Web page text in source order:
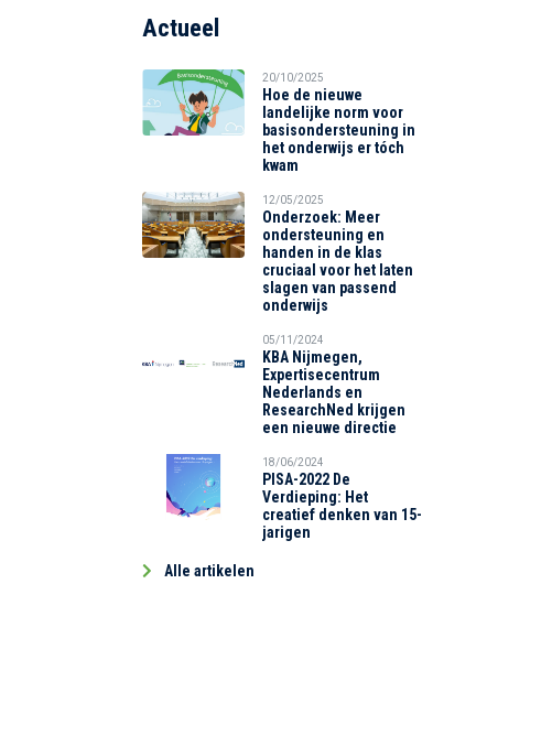
Actueel
20/10/2025
Hoe de nieuwe
landelijke norm voor
basisondersteuning in
het onderwijs er tóch
kwam
12/05/2025
Onderzoek: Meer
ondersteuning en
handen in de klas
cruciaal voor het laten
slagen van passend
onderwijs
05/11/2024
KBA Nijmegen,
Expertisecentrum
Nederlands en
ResearchNed krijgen
een nieuwe directie
18/06/2024
PISA-2022 De
Verdieping: Het
creatief denken van 15-
jarigen
Alle artikelen